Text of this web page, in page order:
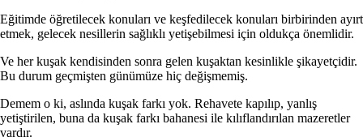
Eğitimde öğretilecek konuları ve keşfedilecek konuları birbirinden ayırt
etmek, gelecek nesillerin sağlıklı yetişebilmesi için oldukça önemlidir.
Ve her kuşak kendisinden sonra gelen kuşaktan kesinlikle şikayetçidir.
Bu durum geçmişten günümüze hiç değişmemiş.
Demem o ki, aslında kuşak farkı yok. Rehavete kapılıp, yanlış
yetiştirilen, buna da kuşak farkı bahanesi ile kılıflandırılan mazeretler
vardır.